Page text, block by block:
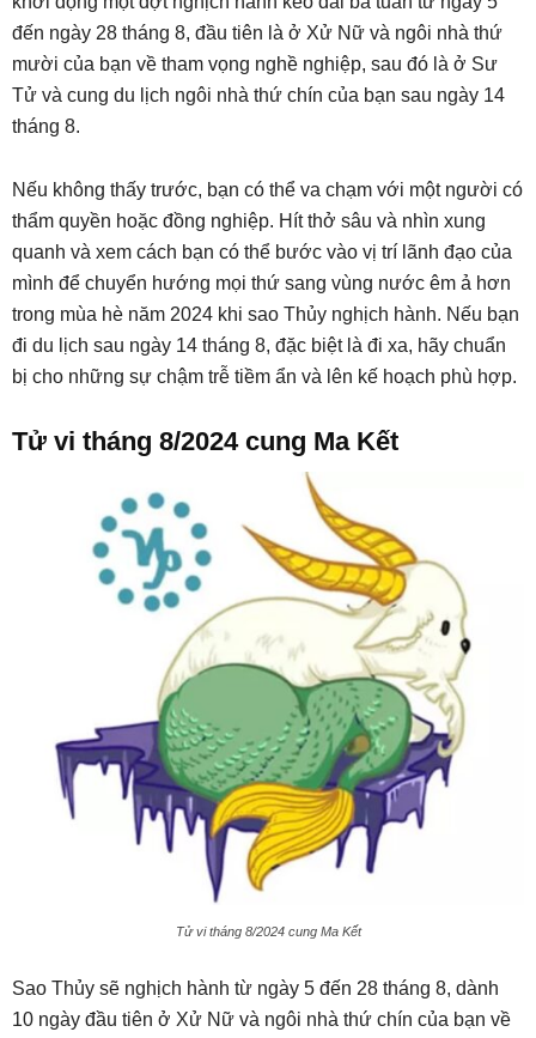
đến ngày 28 tháng 8, đầu tiên là ở Xử Nữ và ngôi nhà thứ
mười của bạn về tham vọng nghề nghiệp, sau đó là ở Sư
Tử và cung du lịch ngôi nhà thứ chín của bạn sau ngày 14
tháng 8.
Nếu không thấy trước, bạn có thể va chạm với một người có
thẩm quyền hoặc đồng nghiệp. Hít thở sâu và nhìn xung
quanh và xem cách bạn có thể bước vào vị trí lãnh đạo của
mình để chuyển hướng mọi thứ sang vùng nước êm ả hơn
trong mùa hè năm 2024 khi sao Thủy nghịch hành. Nếu bạn
đi du lịch sau ngày 14 tháng 8, đặc biệt là đi xa, hãy chuẩn
bị cho những sự chậm trễ tiềm ẩn và lên kế hoạch phù hợp.
Tử vi tháng 8/2024 cung Ma Kết
Tử vi tháng 8/2024 cung Ma Kết
Sao Thủy sẽ nghịch hành từ ngày 5 đến 28 tháng 8, dành
10 ngày đầu tiên ở Xử Nữ và ngôi nhà thứ chín của bạn về